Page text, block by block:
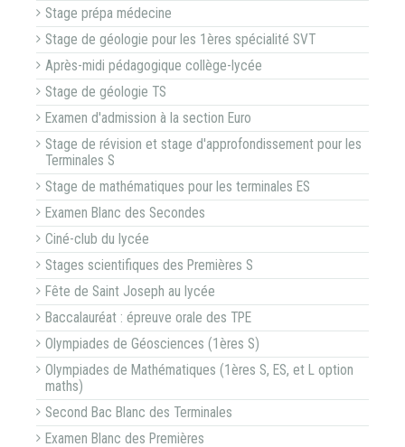
Stage prépa médecine
Stage de géologie pour les 1ères spécialité SVT
Après-midi pédagogique collège-lycée
Stage de géologie TS
Examen d'admission à la section Euro
Stage de révision et stage d'approfondissement pour les
Terminales S
Stage de mathématiques pour les terminales ES
Examen Blanc des Secondes
Ciné-club du lycée
Stages scientifiques des Premières S
Fête de Saint Joseph au lycée
Baccalauréat : épreuve orale des TPE
Olympiades de Géosciences (1ères S)
Olympiades de Mathématiques (1ères S, ES, et L option
maths)
Second Bac Blanc des Terminales
Examen Blanc des Premières